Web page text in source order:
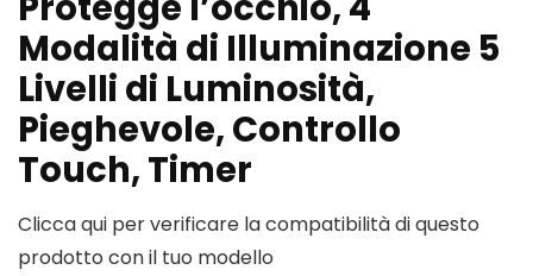
Modalità di Illuminazione 5
Livelli di Luminosità,
Pieghevole, Controllo
Touch, Timer
Clicca qui per verificare la compatibilità di questo
prodotto con il tuo modello